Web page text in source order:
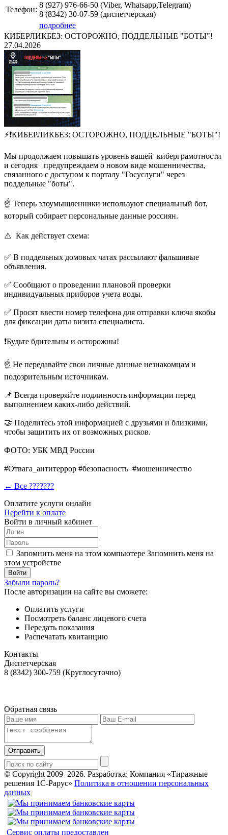
Телефон:
8 (927) 976-66-50 (Viber, Whatsapp,Telegram)
8 (8342) 30-07-59 (диспетчерская)
подробнее
КИБЕРЛИКБЕЗ: ОСТОРОЖНО, ПОДДЕЛЬНЫЕ "БОТЫ"!
27.04.2026
⚡❗КИБЕРЛИКБЕЗ: ОСТОРОЖНО, ПОДДЕЛЬНЫЕ "БОТЫ"!
Мы продолжаем повышать уровень вашей киберграмотности
и сегодня предупреждаем о новом виде мошенничества,
связанного с доступом к порталу "Госуслуги" через
поддельные "боты".
️☝️ Теперь злоумышленники используют специальный бот,
который собирает персональные данные россиян.
⚠️ Как действует схема:
✅ В поддельных домовых чатах рассылают фальшивые
объявления.
✅ Сообщают о проведении плановой проверки
индивидуальных приборов учета воды.
✅ Просят ввести номер телефона для отправки ключа якобы
для фиксации даты визита специалиста.
❗Будьте бдительны и осторожны!
☝️ Не передавайте свои личные данные незнакомцам и
подозрительным источникам.
📌 Всегда проверяйте подлинность информации перед
выполнением каких-либо действий.
🤝 Поделитесь этой информацией с друзьями и близкими,
чтобы защитить их от возможных рисков.
ФОТО: УБК МВД России
#Отвага_антитеррор #безопасность #мошенничество
← Все ???????
Оплатите услуги онлайн
Перейти к оплате
Войти в личный кабинет
Запомнить меня на этом компьютере Запомнить меня на
этом устройстве
Забыли пароль?
После авторизации на сайте вы сможете:
Оплатить услуги
Посмотреть баланс лицевого счета
Передать показания
Распечатать квитанцию
Контакты
Диспетчерская
8 (8342) 300-759 (Круглосуточно)
Обратная связь
Отправить
© Copyright 2009–2026. Разработка: Компания «Тиражные
решения 1С-Рарус» Политика в отношении персональных
данных
Сервис оплаты предоставлен